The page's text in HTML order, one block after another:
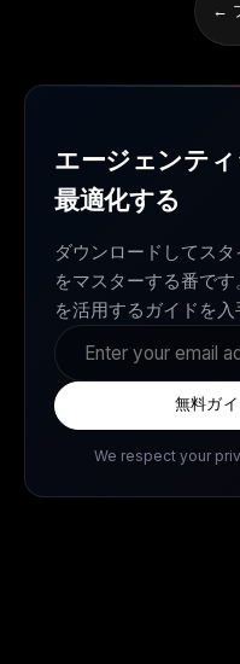
←
エージェンテ
最適化する
ダウンロードしてス
をマスターする番で
を活用するガイドを入
無料ガ
We respect your